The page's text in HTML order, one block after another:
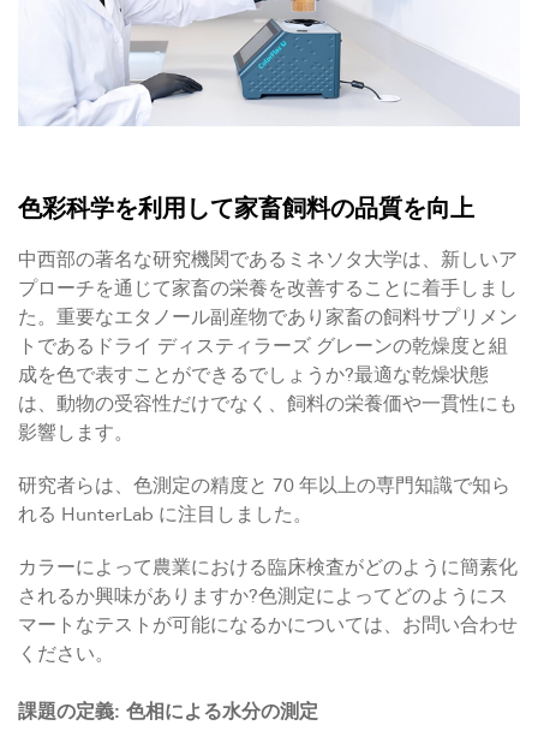
色彩科学を利用して家畜飼料の品質を向上
中西部の著名な研究機関であるミネソタ大学は、新しいア
プローチを通じて家畜の栄養を改善することに着手しまし
た。重要なエタノール副産物であり家畜の飼料サプリメン
トであるドライ ディスティラーズ グレーンの乾燥度と組
成を色で表すことができるでしょうか?最適な乾燥状態
は、動物の受容性だけでなく、飼料の栄養価や一貫性にも
影響します。
研究者らは、色測定の精度と 70 年以上の専門知識で知ら
れる HunterLab に注目しました。
カラーによって農業における臨床検査がどのように簡素化
されるか興味がありますか?色測定によってどのようにス
マートなテストが可能になるかについては、お問い合わせ
ください。
課題の定義: 色相による水分の測定